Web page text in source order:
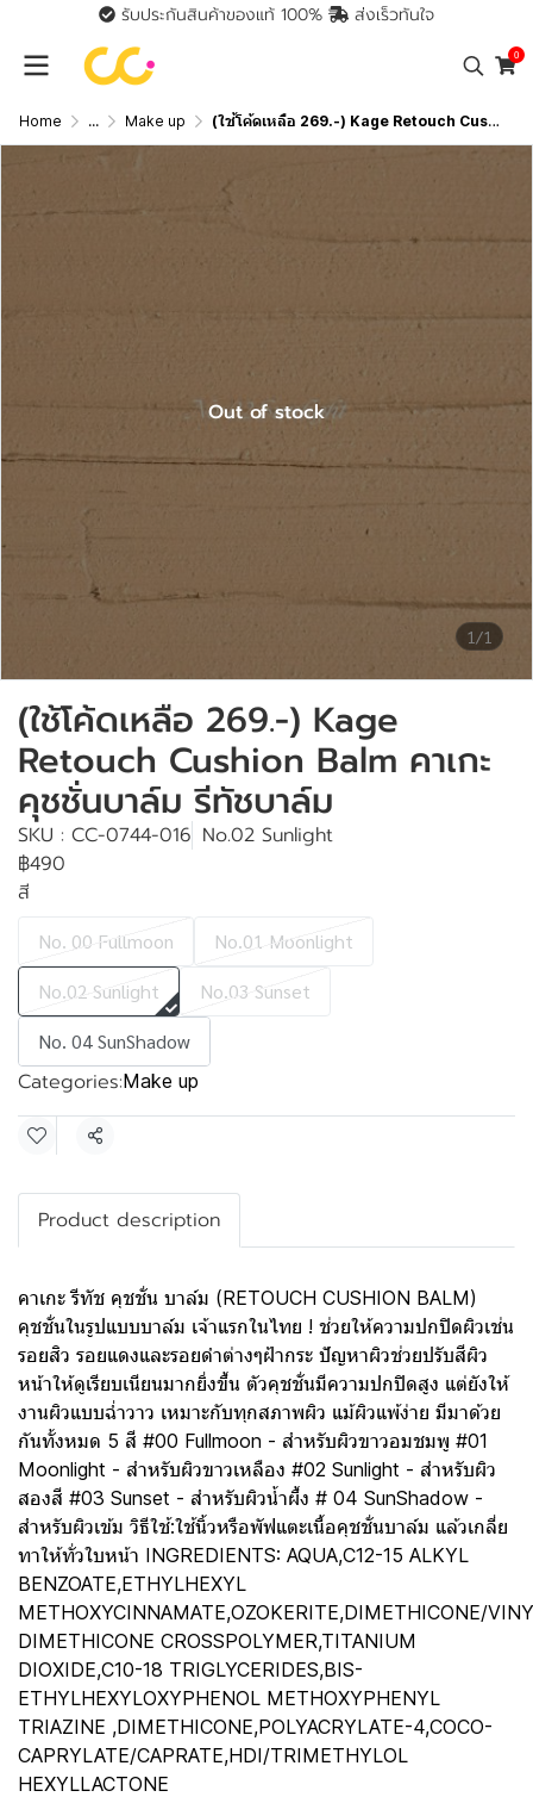
รับประกันสินค้าของแท้ 100% ส่งเร็วทันใจ
0
Home ... Make up (ใช้โค้ดเหลือ 269.-) Kage Retouch Cushion Balm คาเกะ คุชชั่นบาล์ม รีทัชบาล์ม
1/1
Out of stock
(ใช้โค้ดเหลือ 269.-) Kage
Retouch Cushion Balm คาเกะ
คุชชั่นบาล์ม รีทัชบาล์ม
SKU : CC-0744-016 No.02 Sunlight
฿490
สี
No. 00 Fullmoon
No.01 Moonlight
No.02 Sunlight
No.03 Sunset
No. 04 SunShadow
Categories:Make up
Share
Product description
คาเกะ รีทัช คุชชั่น บาล์ม (RETOUCH CUSHION BALM)
คุชชั่นในรูปแบบบาล์ม เจ้าแรกในไทย ! ช่วยให้ความปกปิดผิวเช่น
รอยสิว รอยแดงและรอยดำต่างๆฝ้ากระ ปัญหาผิวช่วยปรับสีผิว
หน้าให้ดูเรียบเนียนมากยิ่งขึ้น ตัวคุชชั่นมีความปกปิดสูง แต่ยังให้
งานผิวแบบฉ่ำวาว เหมาะกับทุกสภาพผิว แม้ผิวแพ้ง่าย มีมาด้วย
กันทั้งหมด 5 สี #00 Fullmoon - สำหรับผิวขาวอมชมพู #01
Moonlight - สำหรับผิวขาวเหลือง #02 Sunlight - สำหรับผิว
สองสี #03 Sunset - สำหรับผิวน้ำผึ้ง # 04 SunShadow -
สำหรับผิวเข้ม วิธีใช้:ใช้นิ้วหรือพัฟแตะเนื้อคุชชั่นบาล์ม แล้วเกลี่ย
ทาให้ทั่วใบหน้า INGREDIENTS: AQUA,C12-15 ALKYL
BENZOATE,ETHYLHEXYL
METHOXYCINNAMATE,OZOKERITE,DIMETHICONE/
DIMETHICONE CROSSPOLYMER,TITANIUM
DIOXIDE,C10-18 TRIGLYCERIDES,BIS-
ETHYLHEXYLOXYPHENOL METHOXYPHENYL
TRIAZINE ,DIMETHICONE,POLYACRYLATE-4,COCO-
CAPRYLATE/CAPRATE,HDI/TRIMETHYLOL
HEXYLLACTONE